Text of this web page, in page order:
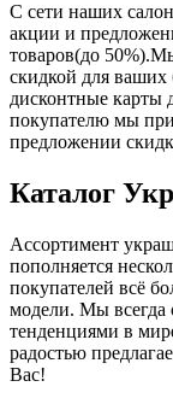
С сети наших
акции и
товаров(до
скидкой для ваших
дисконтные карты
покупателю мы
предложении
Каталог
Ассортимент
пополняется
покупателей всё
модели. Мы всегда
тенденциями в
радостью
Вас!